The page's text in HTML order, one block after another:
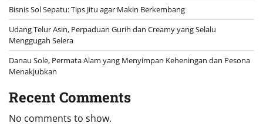
June 2025
May 2025
April 2025
March 2025
February 2025
January 2025